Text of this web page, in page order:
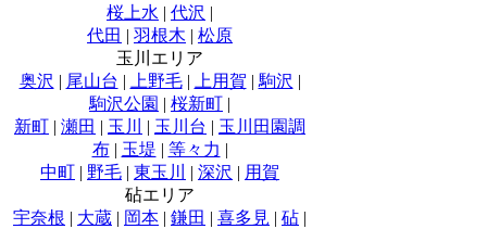
桜上水 | 代沢 |
代田 | 羽根木 | 松原
玉川エリア
奥沢 | 尾山台 | 上野毛| 上用賀 | 駒沢 |
駒沢公園 | 桜新町 |
新町 | 瀬田 | 玉川 | 玉川台 | 玉川田園調
布| 玉堤 | 等々力 |
中町 | 野毛 | 東玉川 | 深沢 | 用賀
砧エリア
宇奈根 | 大蔵 | 岡本 | 鎌田 | 喜多見 | 砧 |